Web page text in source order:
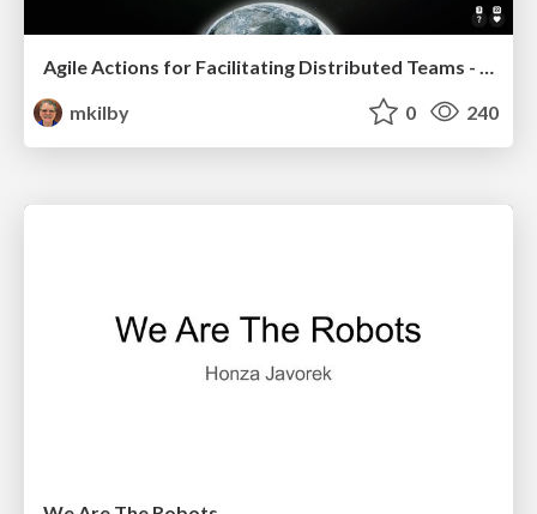
mkilby
0 240